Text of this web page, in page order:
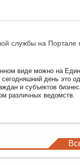
службы на Портале
виде можно на
день это
и субъектов
различных ведомств.